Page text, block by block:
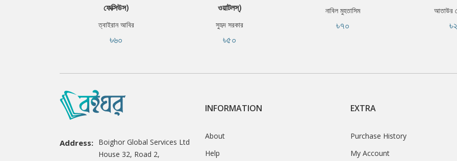
ফেক্সিউস)
ত্বাইরান আবির
৳৬০
ওয়াটলস্‌)
সুহৃদ সরকার
৳৫০
নাবিল মুহতাসিম
৳৭০
আতাউর
Address: Boighor Global Services Ltd
House 32, Road 2,
INFORMATION
About
Help
EXTRA
Purchase History
My Account